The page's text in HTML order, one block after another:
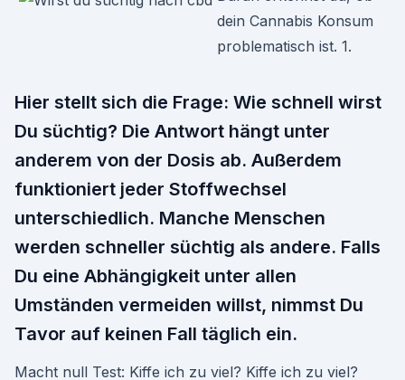
dein Cannabis Konsum
problematisch ist. 1.
Hier stellt sich die Frage: Wie schnell wirst
Du süchtig? Die Antwort hängt unter
anderem von der Dosis ab. Außerdem
funktioniert jeder Stoffwechsel
unterschiedlich. Manche Menschen
werden schneller süchtig als andere. Falls
Du eine Abhängigkeit unter allen
Umständen vermeiden willst, nimmst Du
Tavor auf keinen Fall täglich ein.
Macht null Test: Kiffe ich zu viel? Kiffe ich zu viel?